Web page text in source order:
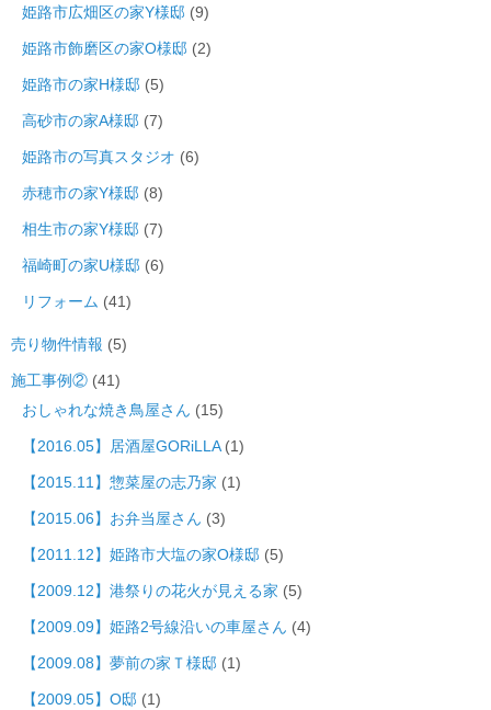
姫路市広畑区の家Y様邸 (9)
姫路市飾磨区の家O様邸 (2)
姫路市の家H様邸 (5)
高砂市の家A様邸 (7)
姫路市の写真スタジオ (6)
赤穂市の家Y様邸 (8)
相生市の家Y様邸 (7)
福崎町の家U様邸 (6)
リフォーム (41)
売り物件情報 (5)
施工事例② (41)
おしゃれな焼き鳥屋さん (15)
【2016.05】居酒屋GORiLLA(1)
【2015.11】惣菜屋の志乃家 (1)
【2015.06】お弁当屋さん (3)
【2011.12】姫路市大塩の家O様邸 (5)
【2009.12】港祭りの花火が見える家 (5)
【2009.09】姫路2号線沿いの車屋さん (4)
【2009.08】夢前の家Ｔ様邸 (1)
【2009.05】O邸 (1)